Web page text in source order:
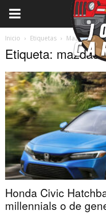
Inicio Etiquetas Mazda3
Etiqueta: mazda3
Honda Civic
millennials o de